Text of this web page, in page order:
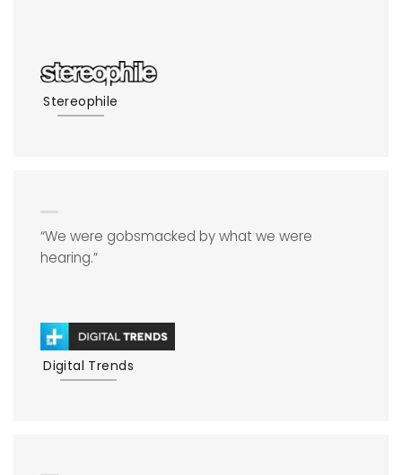
Stereophile
“We were gobsmacked by what we were
hearing.”
Digital Trends